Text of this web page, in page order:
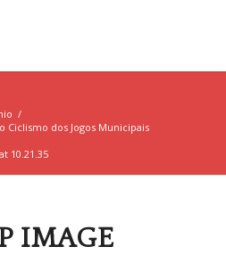
/
Ciclismo dos Jogos Municipais
10.21.35
IMAGE